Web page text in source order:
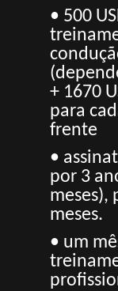
• 500
+ 1670
para
frente
•
por 3
meses),
meses.
• um